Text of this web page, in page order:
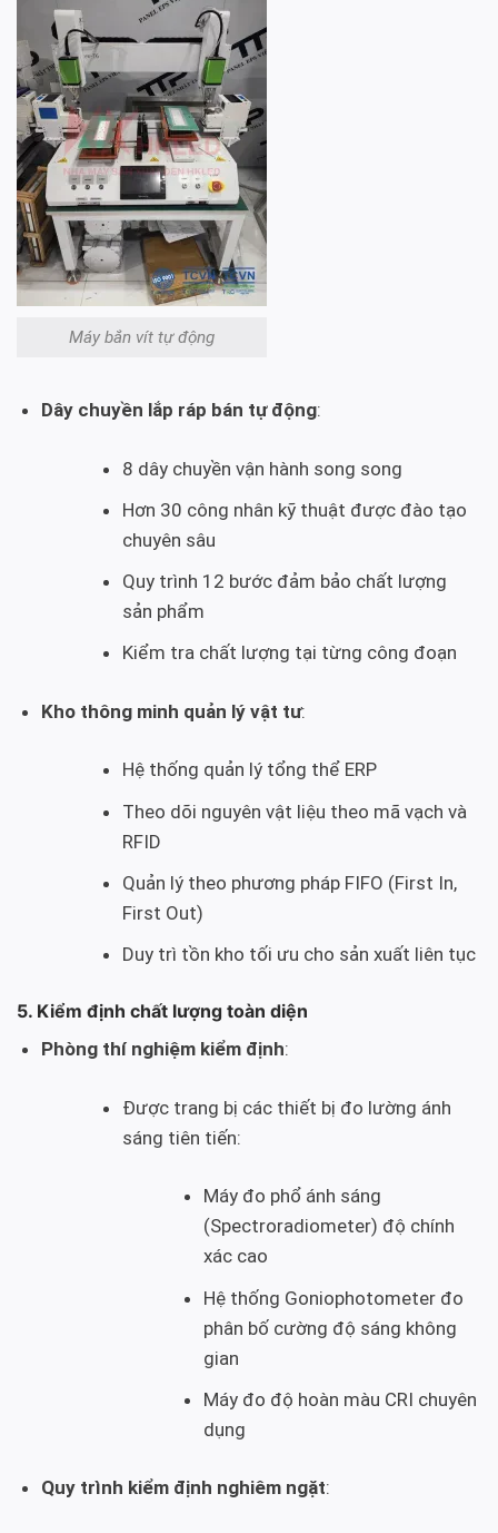
Máy bắn vít tự động
Dây chuyền lắp ráp bán tự động:
8 dây chuyền vận hành song song
Hơn 30 công nhân kỹ thuật được đào tạo
chuyên sâu
Quy trình 12 bước đảm bảo chất lượng
sản phẩm
Kiểm tra chất lượng tại từng công đoạn
Kho thông minh quản lý vật tư:
Hệ thống quản lý tổng thể ERP
Theo dõi nguyên vật liệu theo mã vạch và
RFID
Quản lý theo phương pháp FIFO (First In,
First Out)
Duy trì tồn kho tối ưu cho sản xuất liên tục
5. Kiểm định chất lượng toàn diện
Phòng thí nghiệm kiểm định:
Được trang bị các thiết bị đo lường ánh
sáng tiên tiến:
Máy đo phổ ánh sáng
(Spectroradiometer) độ chính
xác cao
Hệ thống Goniophotometer đo
phân bố cường độ sáng không
gian
Máy đo độ hoàn màu CRI chuyên
dụng
Quy trình kiểm định nghiêm ngặt: